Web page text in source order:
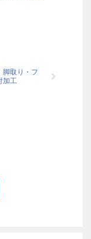
脚取り・フ
加工